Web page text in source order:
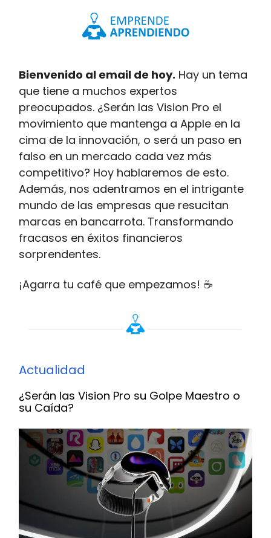
Bienvenido al email de hoy. Hay un tema
que tiene a muchos expertos
preocupados. ¿Serán las Vision Pro el
movimiento que mantenga a Apple en la
cima de la innovación, o será un paso en
falso en un mercado cada vez más
competitivo? Hoy hablaremos de esto.
Además, nos adentramos en el intrigante
mundo de las empresas que resucitan
marcas en bancarrota. Transformando
fracasos en éxitos financieros
sorprendentes.
¡Agarra tu café que empezamos! ☕
Actualidad
¿Serán las Vision Pro su Golpe Maestro o
su Caída?